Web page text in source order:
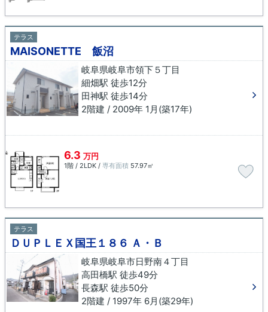
テラス
MAISONETTE 飯沼
岐阜県岐阜市領下５丁目
細畑駅 徒歩12分
田神駅 徒歩14分
2階建 / 2009年 1月(築17年)
6.3 万円
1階 / 2LDK / 専有面積 57.97㎡
テラス
ＤＵＰＬＥＸ国王１８６ Ａ・Ｂ
岐阜県岐阜市日野南４丁目
高田橋駅 徒歩49分
長森駅 徒歩50分
2階建 / 1997年 6月(築29年)